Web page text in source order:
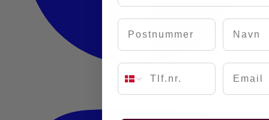
Postnummer Navn
Email